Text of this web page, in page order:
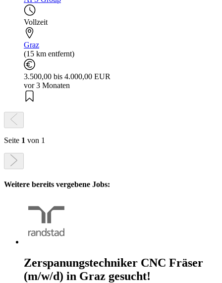
Vollzeit
Graz
(15 km entfernt)
3.500,00 bis 4.000,00 EUR
vor 3 Monaten
Seite 1 von 1
Weitere bereits vergebene Jobs:
Zerspanungstechniker CNC Fräser
(m/w/d) in Graz gesucht!